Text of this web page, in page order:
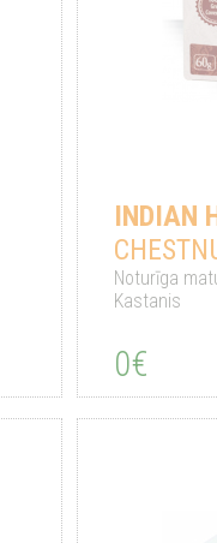
INDIAN
Noturīga
Kastanis
0€